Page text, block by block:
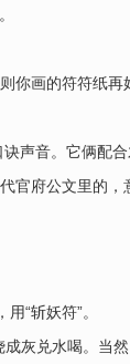
你画的符符纸再
声音。它俩
官府公文里的
“斩妖符”。
灰兑水喝。当